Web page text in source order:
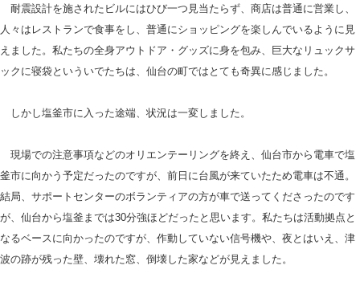
耐震設計を施されたビルにはひび一つ見当たらず、商店は普通に営業し、
人々はレストランで食事をし、普通にショッピングを楽しんでいるように見
えました。私たちの全身アウトドア・グッズに身を包み、巨大なリュックサ
ックに寝袋といういでたちは、仙台の町ではとても奇異に感じました。
しかし塩釜市に入った途端、状況は一変しました。
現場での注意事項などのオリエンテーリングを終え、仙台市から電車で塩
釜市に向かう予定だったのですが、前日に台風が来ていたため電車は不通。
結局、サポートセンターのボランティアの方が車で送ってくださったのです
が、仙台から塩釜までは30分強ほどだったと思います。私たちは活動拠点と
なるベースに向かったのですが、作動していない信号機や、夜とはいえ、津
波の跡が残った壁、壊れた窓、倒壊した家などが見えました。